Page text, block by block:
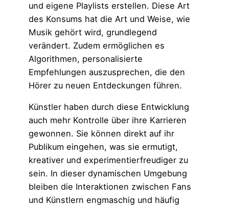
und eigene Playlists erstellen. Diese Art
des Konsums hat die Art und Weise, wie
Musik gehört wird, grundlegend
verändert. Zudem ermöglichen es
Algorithmen, personalisierte
Empfehlungen auszusprechen, die den
Hörer zu neuen Entdeckungen führen.
Künstler haben durch diese Entwicklung
auch mehr Kontrolle über ihre Karrieren
gewonnen. Sie können direkt auf ihr
Publikum eingehen, was sie ermutigt,
kreativer und experimentierfreudiger zu
sein. In dieser dynamischen Umgebung
bleiben die Interaktionen zwischen Fans
und Künstlern engmaschig und häufig